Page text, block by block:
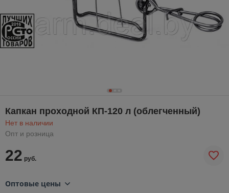
Капкан проходной КП-120 л (облегченный)
Нет в наличии
Опт и розница
22 руб.
Оптовые цены